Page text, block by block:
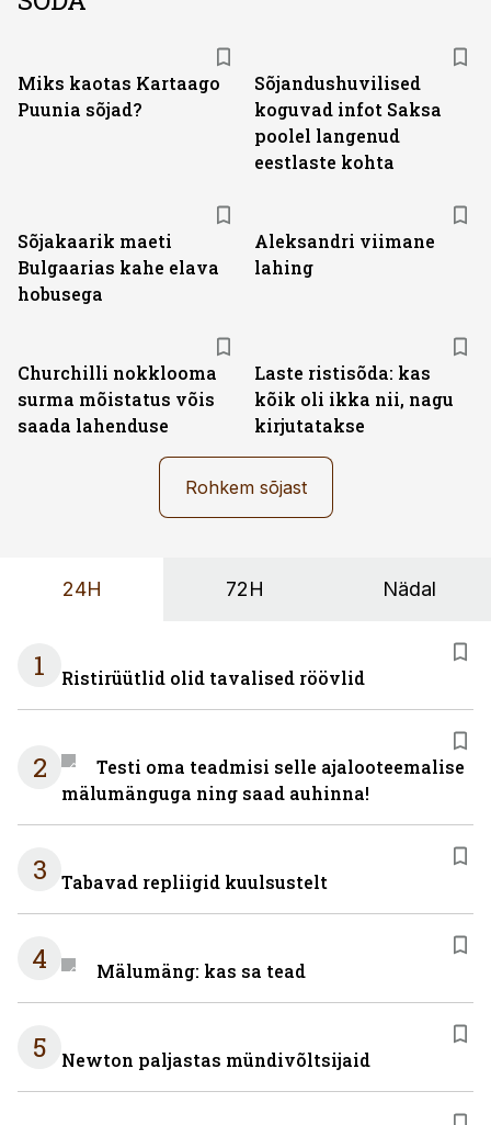
Miks kaotas Kartaago
Puunia sõjad?
Sõjandushuvilised
koguvad infot Saksa
poolel langenud
eestlaste kohta
Sõjakaarik maeti
Bulgaarias kahe elava
hobusega
Aleksandri viimane
lahing
Churchilli nokklooma
surma mõistatus võis
saada lahenduse
Laste ristisõda: kas
kõik oli ikka nii, nagu
kirjutatakse
Rohkem sõjast
24H 72H Nädal
1 Ristirüütlid olid tavalised röövlid
2
Testi oma teadmisi selle ajalooteemalise
mälumänguga ning saad auhinna!
3 Tabavad repliigid kuulsustelt
4 Mälumäng: kas sa tead
5 Newton paljastas mündivõltsijaid